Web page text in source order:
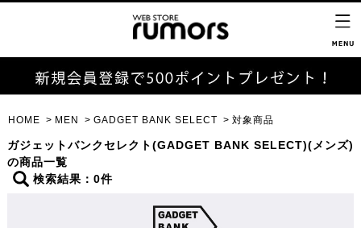
HOME MEN GADGET BANK SELECT 対象商品
ガジェットバンクセレクト(GADGET BANK SELECT)(メンズ)
の商品一覧
検索結果：0件